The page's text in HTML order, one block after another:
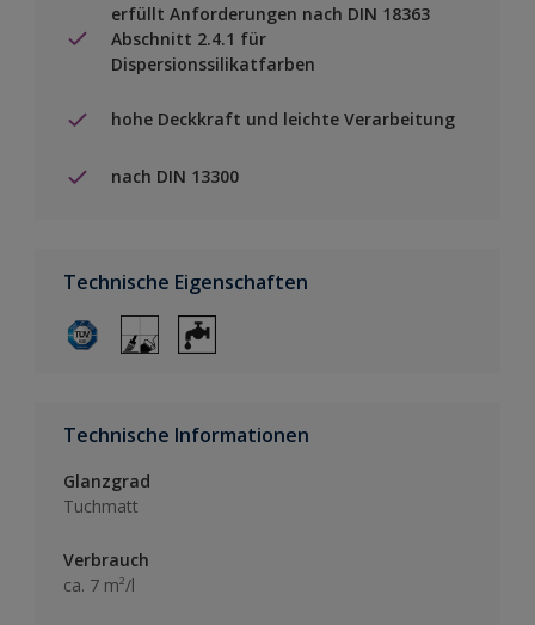
erfüllt Anforderungen nach DIN 18363
Abschnitt 2.4.1 für
Dispersionssilikatfarben
hohe Deckkraft und leichte Verarbeitung
nach DIN 13300
Technische Eigenschaften
Technische Informationen
Glanzgrad
Tuchmatt
Verbrauch
ca. 7 m²/l